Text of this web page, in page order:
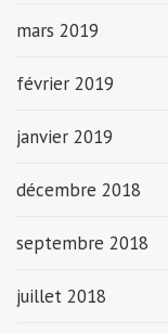
mars 2019
février 2019
janvier 2019
décembre 2018
septembre 2018
juillet 2018